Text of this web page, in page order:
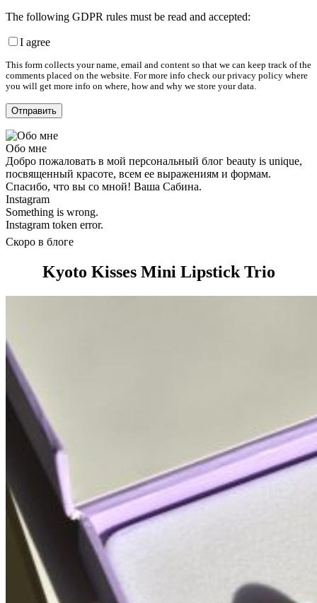
The following GDPR rules must be read and accepted:
I agree
This form collects your name, email and content so that we can keep track of the
comments placed on the website. For more info check our privacy policy where
you will get more info on where, how and why we store your data.
Обо мне
Добро пожаловать в мой персональный блог beauty is unique,
посвященный красоте, всем ее выражениям и формам.
Спасибо, что вы со мной! Ваша Сабина.
Instagram
Something is wrong.
Instagram token error.
Скоро в блоге
Kyoto Kisses Mini Lipstick Trio